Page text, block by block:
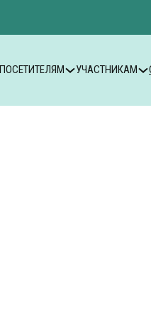
ПОСЕТИТЕЛЯМ УЧАСТНИКАМ